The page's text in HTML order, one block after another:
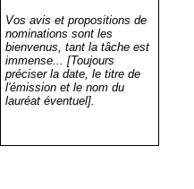
Vos avis et propositions de
nominations sont les
bienvenus, tant la tâche est
immense... [Toujours
préciser la date, le titre de
l'émission et le nom du
lauréat éventuel].